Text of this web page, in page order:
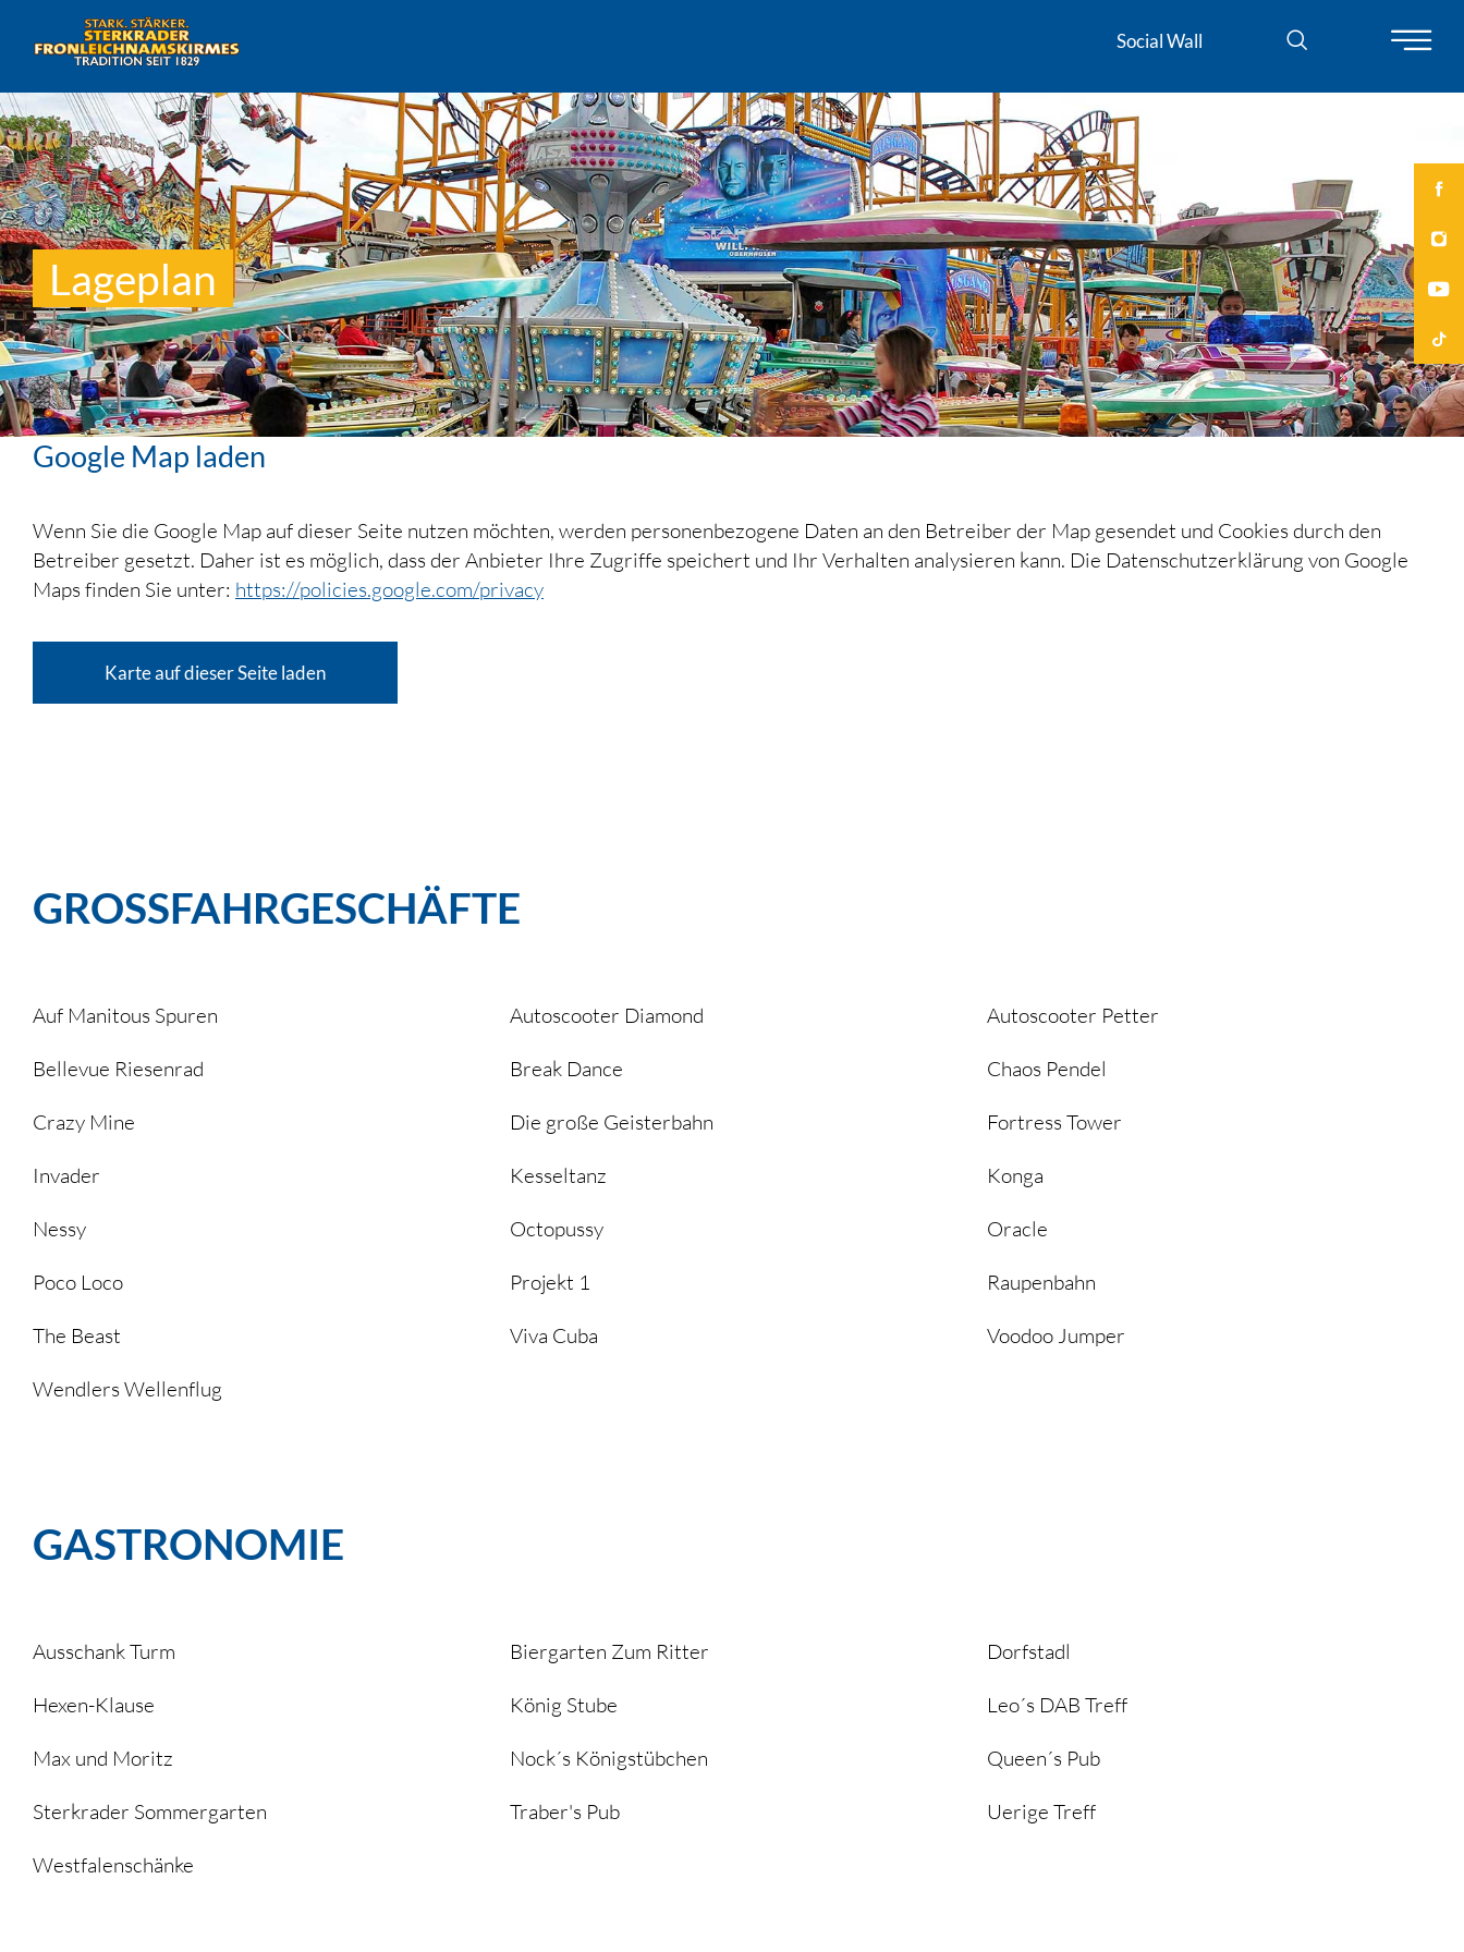
Social Wall
Lageplan
Google Map laden
Wenn Sie die Google Map auf dieser Seite nutzen möchten, werden personenbezogene Daten an den Betreiber der Map gesendet und Cookies durch den
Betreiber gesetzt. Daher ist es möglich, dass der Anbieter Ihre Zugriffe speichert und Ihr Verhalten analysieren kann. Die Datenschutzerklärung von Google
Maps finden Sie unter: https://policies.google.com/privacy
Karte auf dieser Seite laden
GROSSFAHRGESCHÄFTE
Auf Manitous Spuren Autoscooter Diamond Autoscooter Petter
Bellevue Riesenrad Break Dance Chaos Pendel
Crazy Mine Die große Geisterbahn Fortress Tower
Invader Kesseltanz Konga
Nessy Octopussy Oracle
Poco Loco Projekt 1 Raupenbahn
The Beast Viva Cuba Voodoo Jumper
Wendlers Wellenflug
GASTRONOMIE
Ausschank Turm Biergarten Zum Ritter Dorfstadl
Hexen-Klause König Stube Leo´s DAB Treff
Max und Moritz Nock´s Königstübchen Queen´s Pub
Sterkrader Sommergarten Traber's Pub Uerige Treff
Westfalenschänke